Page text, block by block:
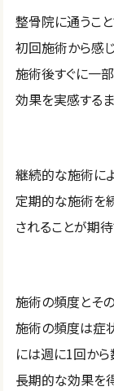
整骨院に通うこ
初回施術から感
施術後すぐに一
効果を実感する
継続的な施術に
定期的な施術を
されることが期待
施術の頻度とそ
施術の頻度は症
には週に1回から
長期的な効果を